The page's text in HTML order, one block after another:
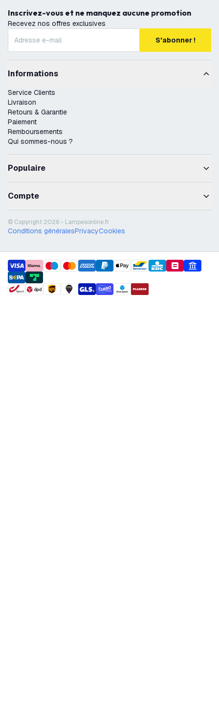
Inscrivez-vous et ne manquez aucune promotion
Recevez nos offres exclusives
S'abonner !
Informations
Service Clients
Livraison
Retours & Garantie
Paiement
Remboursements
Qui sommes-nous ?
Populaire
Compte
© Copyright 2026 - Lampesonline.fr
Conditions généralesPrivacyCookies
payment methods
shipment methods